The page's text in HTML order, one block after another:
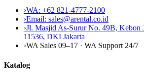
›WA: +62 821-4777-2100
›Email: sales@arental.co.id
›Jl. Masjid As-Surur No. 49B, Kebon
11536, DKI Jakarta
›WA Sales 09–17 · WA Support 24/7
Katalog